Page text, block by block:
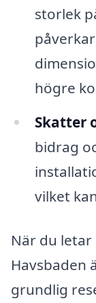
storlek
högre
Skatter
bidrag
vilket
När du
Havsbaden
grundlig